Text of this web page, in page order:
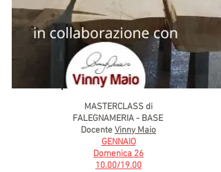
MASTERCLASS di
FALEGNAMERIA - BASE
DocenteVinny Maio
GENNAIO​
Domenica 26
10.00/19.00